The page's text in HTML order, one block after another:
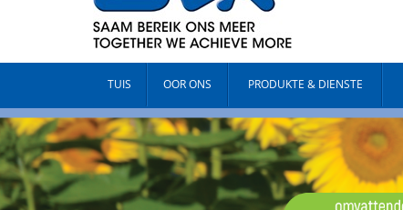
TUIS OOR ONS PRODUKTE & DIENSTE